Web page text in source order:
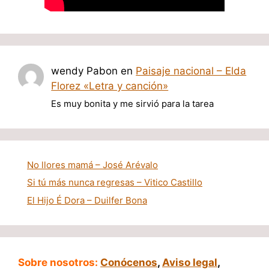
wendy Pabon en Paisaje nacional – Elda
Florez «Letra y canción»
Es muy bonita y me sirvió para la tarea
No llores mamá – José Arévalo
Si tú más nunca regresas – Vitico Castillo
El Hijo É Dora – Duilfer Bona
Sobre nosotros: Conócenos, Aviso legal,